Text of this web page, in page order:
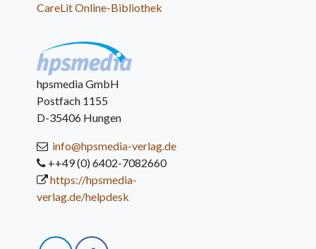
CareLit Online-Bibliothek
hpsmedia GmbH
Postfach 1155
D-35406 Hungen
info@hpsmedia-verlag.de
++49 (0) 6402-7082660
https://hpsmedia-
verlag.de/helpdesk